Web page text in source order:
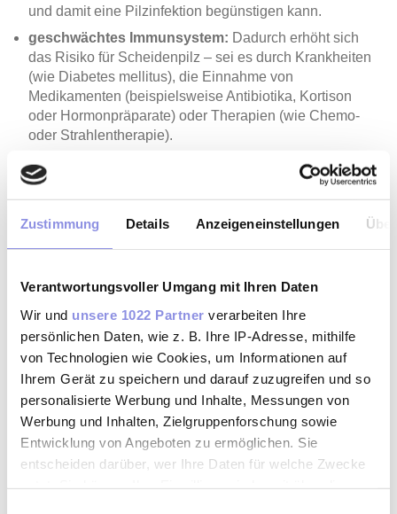
Zustimmung Details Anzeigeneinstellungen
Verantwortungsvoller Umgang mit Ihren Daten
Wir und unsere 1022 Partner verarbeiten Ihre
persönlichen Daten, wie z. B. Ihre IP-Adresse, mithilfe
von Technologien wie Cookies, um Informationen auf
Ihrem Gerät zu speichern und darauf zuzugreifen und so
personalisierte Werbung und Inhalte, Messungen von
Werbung und Inhalten, Zielgruppenforschung sowie
Entwicklung von Angeboten zu ermöglichen. Sie
entscheiden darüber, wer Ihre Daten für welche Zwecke
und damit eine Pilzinfektion begünstigen kann.
geschwächtes Immunsystem: Dadurch erhöht sich
das Risiko für Scheidenpilz – sei es durch Krankheiten
(wie Diabetes mellitus), die Einnahme von
Medikamenten (beispielsweise Antibiotika, Kortison
oder Hormonpräparate) oder Therapien (wie Chemo-
oder Strahlentherapie).
andere Faktoren:
Stress, synthetische und enge
Kleidung, eine übermäßige Intimhygiene, Schwitzen
sowie luftdichte Slipeinlagen und Binden können
ebenfalls das Gleichgewicht der Scheidenflora stören
Auch externe Faktoren kommen als Ursachefür
mit einem Partner oder einer Partnerin, die eine
Pilzinfektion hat.1
Welche Folgen kann Scheidenpilz
haben?
Eine unbehandelte Scheidenpilzinfektion kann